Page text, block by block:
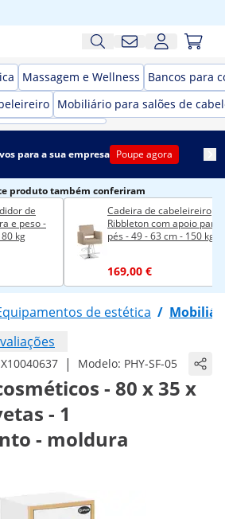
Massagem e Wellness
Bancos para
Mobiliário para salões de
para a sua empresa Poupe agora
produto também conferiram
de
e peso -
kg
Cadeira de cabeleireiro
Ribbleton com apoio para
pés - 49 - 63 cm - 150 kg -
169,00 €
de estética /
| Modelo: PHY-SF-05
- 80 x 35 x
- 1
- moldura